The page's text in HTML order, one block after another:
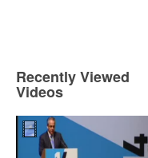
Recently Viewed
Videos